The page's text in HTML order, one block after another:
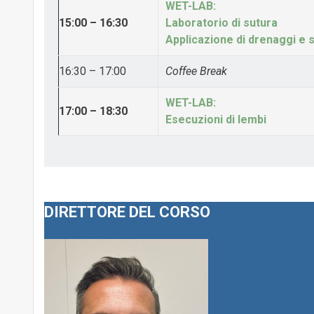
15:00 – 16:30
WET-LAB:
Laboratorio di sutura
Applicazione di drenaggi e
16:30 – 17:00 Coffee Break
17:00 – 18:30
WET-LAB:
Esecuzioni di lembi
DIRETTORE DEL CORSO